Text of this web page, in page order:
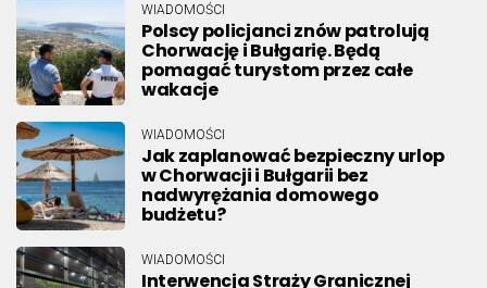
WIADOMOŚCI
Polscy policjanci znów patrolują
Chorwację i Bułgarię. Będą
pomagać turystom przez całe
wakacje
WIADOMOŚCI
Jak zaplanować bezpieczny urlop
w Chorwacji i Bułgarii bez
nadwyrężania domowego
budżetu?
WIADOMOŚCI
Interwencja Straży Granicznej